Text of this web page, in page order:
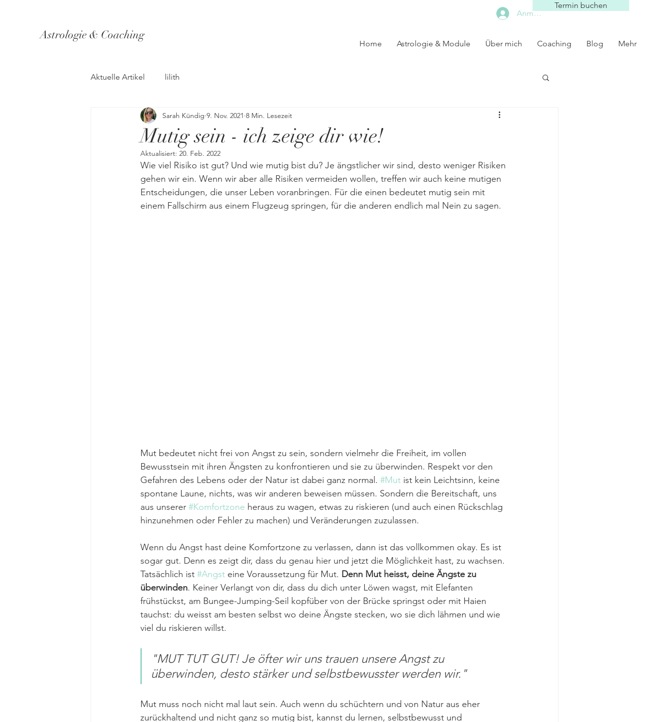
Astrologie & Coaching
Termin buchen
Anmelden
Home Astrologie & Module Über mich Coaching Blog Mehr
Aktuelle Artikel lilith
Mutig sein - ich zeige dir wie!
Sarah Kündig 9. Nov. 2021 8 Min. Lesezeit
Aktualisiert: 20. Feb. 2022
Wie viel Risiko ist gut? Und wie mutig bist du? Je ängstlicher wir sind, desto weniger Risiken
gehen wir ein. Wenn wir aber alle Risiken vermeiden wollen, treffen wir auch keine mutigen
Entscheidungen, die unser Leben voranbringen. Für die einen bedeutet mutig sein mit
einem Fallschirm aus einem Flugzeug springen, für die anderen endlich mal Nein zu sagen.
Mut bedeutet nicht frei von Angst zu sein, sondern vielmehr die Freiheit, im vollen
Bewusstsein mit ihren Ängsten zu konfrontieren und sie zu überwinden. Respekt vor den
Gefahren des Lebens oder der Natur ist dabei ganz normal. #Mut ist kein Leichtsinn, keine
spontane Laune, nichts, was wir anderen beweisen müssen. Sondern die Bereitschaft, uns
aus unserer #Komfortzone heraus zu wagen, etwas zu riskieren (und auch einen Rückschlag
hinzunehmen oder Fehler zu machen) und Veränderungen zuzulassen.
Wenn du Angst hast deine Komfortzone zu verlassen, dann ist das vollkommen okay. Es ist
sogar gut. Denn es zeigt dir, dass du genau hier und jetzt die Möglichkeit hast, zu wachsen.
Tatsächlich ist #Angst eine Voraussetzung für Mut. Denn Mut heisst, deine Ängste zu
überwinden. Keiner Verlangt von dir, dass du dich unter Löwen wagst, mit Elefanten
frühstückst, am Bungee-Jumping-Seil kopfüber von der Brücke springst oder mit Haien
tauchst: du weisst am besten selbst wo deine Ängste stecken, wo sie dich lähmen und wie
viel du riskieren willst.
"MUT TUT GUT! Je öfter wir uns trauen unsere Angst zu
überwinden, desto stärker und selbstbewusster werden wir."
Mut muss noch nicht mal laut sein. Auch wenn du schüchtern und von Natur aus eher
zurückhaltend und nicht ganz so mutig bist, kannst du lernen, selbstbewusst und